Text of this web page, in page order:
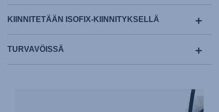
KIINNITETÄÄN ISOFIX-KIINNITYKSELLÄ
TURVAVÖISSÄ